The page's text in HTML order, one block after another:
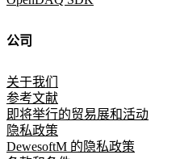
公司
关于我们
参考文献
即将举行的贸易展和活动
隐私政策
DewesoftM 的隐私政策